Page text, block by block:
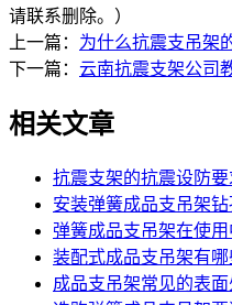
请联系删除。）
上一篇： 为什么抗震支吊架
下一篇： 云南抗震支架公司
相关文章
抗震支架的抗震设防要
安装弹簧成品支吊架钻
弹簧成品支吊架在使
装配式成品支吊架有哪
成品支吊架常见的表面